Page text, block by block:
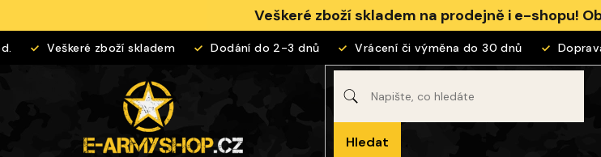
obsah
Veškeré zboží skladem na prodejně i e-shopu!
Veškeré zboží skladem Dodání do 2-3 dnů Vrácení či výměna do 30 dnů Doprava
Hledat